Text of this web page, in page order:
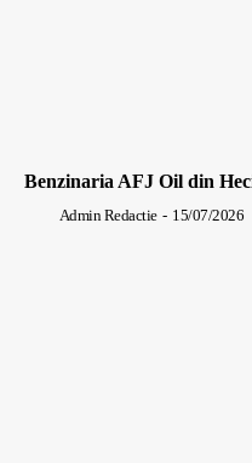
Benzinaria AFJ Oil din
Admin Redactie - 15/07/2026